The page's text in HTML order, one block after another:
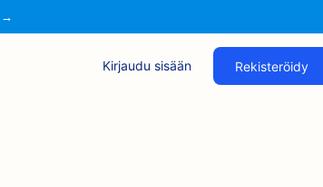
→
Kirjaudu sisään Rekisteröidy